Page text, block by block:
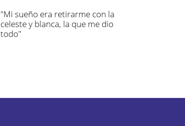
"Mi sueño era retirarme con la
celeste y blanca, la que me dio
todo"